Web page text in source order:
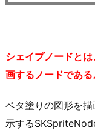
シェイプノードと
画するノードである
ベタ塗りの図形を
示する